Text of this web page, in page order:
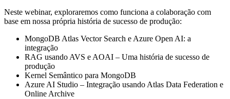
Neste webinar, exploraremos como funciona a colaboração com
base em nossa própria história de sucesso de produção:
MongoDB Atlas Vector Search e Azure Open AI: a
integração
RAG usando AVS e AOAI – Uma história de sucesso de
produção
Kernel Semântico para MongoDB
Azure AI Studio – Integração usando Atlas Data Federation e
Online Archive